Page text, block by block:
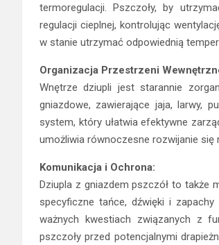
termoregulacji. Pszczoły, by
regulacji cieplnej, kontrolując
w stanie utrzymać odpowiednią
Organizacja Przestrzeni
Wnętrze dziupli jest starannie
gniazdowe, zawierające jaja, larwy,
system, który ułatwia efektywne
umożliwia równoczesne rozwijanie się
Komunikacja i Ochrona:
Dziupla z gniazdem pszczół to także
specyficzne tańce, dźwięki i
ważnych kwestiach związanych z
pszczoły przed potencjalnymi